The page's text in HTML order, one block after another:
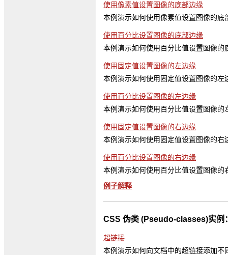
使用像素值设置图像的底部边缘
本例演示如何使用像素值设置图像的底
使用百分比设置图像的底部边缘
本例演示如何使用百分比值设置图像的
使用固定值设置图像的左边缘
本例演示如何使用固定值设置图像的左
使用百分比设置图像的左边缘
本例演示如何使用百分比值设置图像的
使用固定值设置图像的右边缘
本例演示如何使用固定值设置图像的右
使用百分比设置图像的右边缘
本例演示如何使用百分比值设置图像的
例子解释
CSS 伪类 (Pseudo-classes)实例
超链接
本例演示如何向文档中的超链接添加不